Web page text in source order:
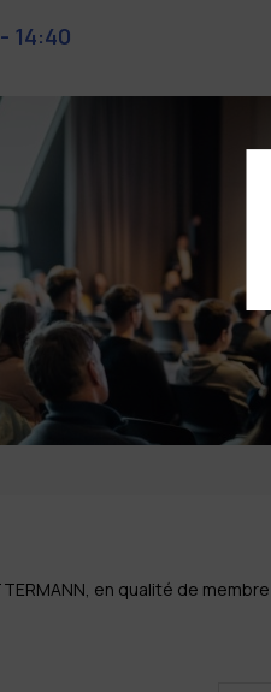
- 14:40
en qualité de